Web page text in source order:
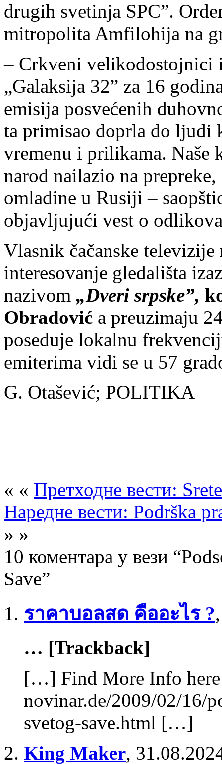
drugih svetinja SPC”.
mitropolita Amfilohija na
– Crkveni velikodostojnici
„Galaksija 32” za 16
emisija posvećenih
ta primisao doprla do ljudi
vremenu i prilikama. Naše
narod nailazio na
omladine u Rusiji –
objavljujući vest o
Vlasnik čačanske televizije
interesovanje gledališta
nazivom „Dveri srpske”,
Obradović a preuzimaju
poseduje lokalnu
emiterima vidi se u 57
G. Otašević; POLITIKA
« « Претходне вести:
Наредне вести: Podrška
» »
10 коментара у вези
Save”
ราคาบอลสด คืออะไร ?
… [Trackback]
[…] Find More Info here
novinar.de/2009/02/16/
svetog-save.html […]
King Maker,